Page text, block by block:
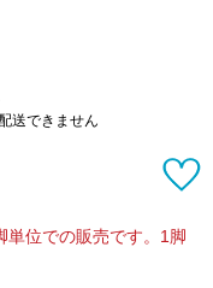
送できません
単位での販売です。1脚